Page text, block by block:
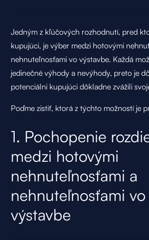
Jedným z kľúčových rozhodnutí, pred
kupujúci, je výber medzi hotovými
nehnuteľnosťami vo výstavbe. Každá
jedinečné výhody a nevýhody, preto je
potenciálni kupujúci dôkladne zvážili
Poďme zistiť, ktorá z týchto možností je
1. Pochopenie
medzi hotovými
nehnuteľnosťami a
nehnuteľnosťami vo
výstavbe